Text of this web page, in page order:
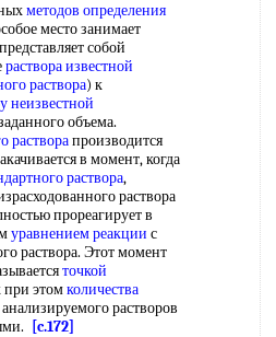
методов определения
место занимает
собой
раствора известной
раствора) к
неизвестной
объема.
растворапроизводится
в момент, когда
раствора,
раствора
прореагирует в
уравнением реакции с
раствора. Этот момент
точкой
при этомколичества
растворов
[c.172]